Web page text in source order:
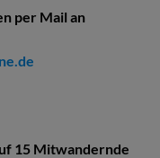
per Mail an
15 Mitwandernde